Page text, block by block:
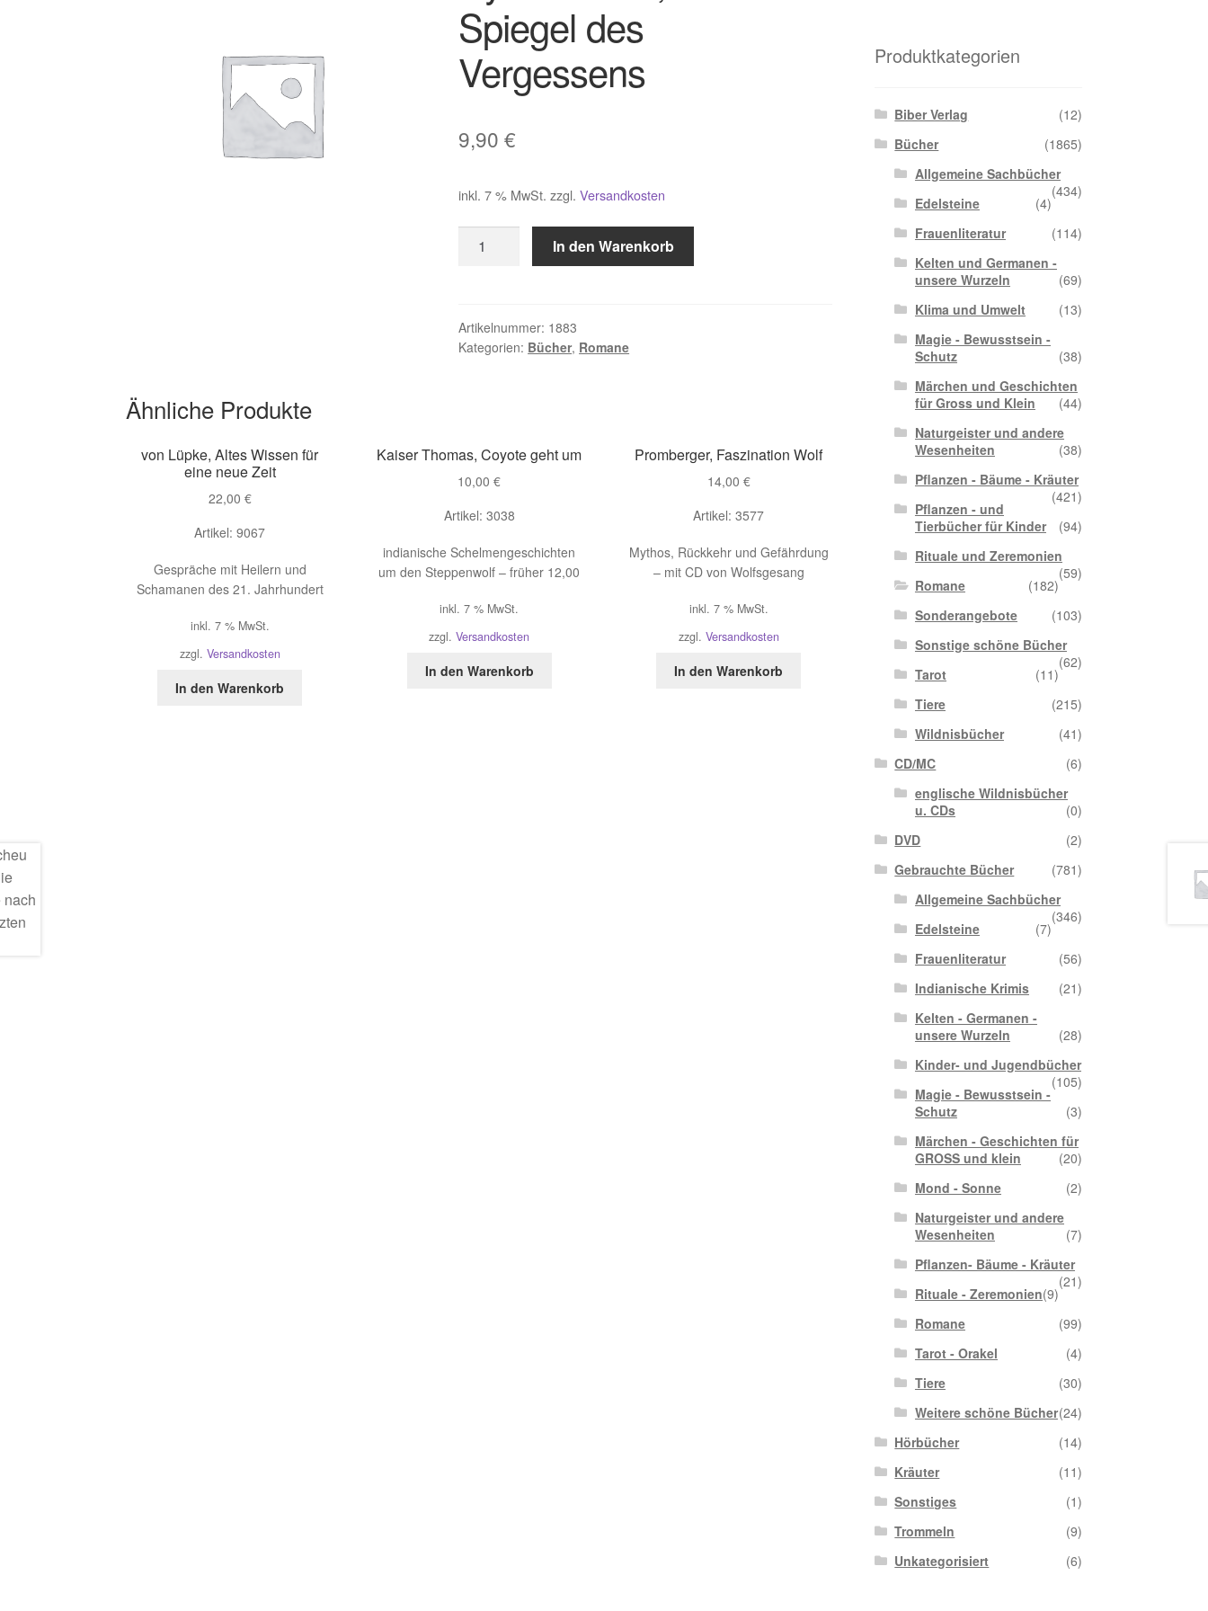
Spiegel des
Vergessens
9,90€
inkl. 7 % MwSt. zzgl.Versandkosten
Juri,
des
Vergessens
In den Warenkorb
Artikelnummer: 1883
Kategorien: Bücher, Romane
Ähnliche Produkte
von Lüpke, Altes Wissen für
eine neue Zeit
22,00 €
Artikel: 9067
Gespräche mit Heilern und
Schamanen des 21. Jahrhundert
inkl. 7 % MwSt.
zzgl. Versandkosten
In den Warenkorb
Kaiser Thomas, Coyote geht um
10,00€
Artikel: 3038
indianische Schelmengeschichten
um den Steppenwolf – früher 12,00
inkl. 7 % MwSt.
zzgl.Versandkosten
In den Warenkorb
Promberger, Faszination Wolf
14,00 €
Artikel: 3577
Mythos, Rückkehr und Gefährdung
– mit CD von Wolfsgesang
inkl. 7 % MwSt.
zzgl. Versandkosten
In den Warenkorb
Produktkategorien
Biber Verlag
(12)
Bücher
(1865)
Allgemeine Sachbücher
(434)
Edelsteine
(4)
Frauenliteratur
(114)
Kelten und Germanen -
unsere Wurzeln
(69)
Klima und Umwelt
(13)
Magie - Bewusstsein -
Schutz
(38)
Märchen und Geschichten
für Gross und Klein
(44)
Naturgeister und andere
Wesenheiten
(38)
Pflanzen - Bäume - Kräuter
(421)
Pflanzen - und
Tierbücher für Kinder
(94)
Rituale und Zeremonien
(59)
Romane
(182)
Sonderangebote
(103)
Sonstige schöne Bücher
(62)
Tarot
(11)
Tiere
(215)
Wildnisbücher
(41)
CD/MC
(6)
englische Wildnisbücher
u. CDs
(0)
DVD
(2)
Gebrauchte Bücher
(781)
Allgemeine Sachbücher
(346)
Edelsteine
(7)
Frauenliteratur
(56)
Indianische Krimis
(21)
Kelten - Germanen -
unsere Wurzeln
(28)
Kinder- und Jugendbücher
(105)
Magie - Bewusstsein -
Schutz
(3)
Märchen - Geschichten für
GROSS und klein
(20)
Mond - Sonne
(2)
Naturgeister und andere
Wesenheiten
(7)
Pflanzen- Bäume - Kräuter
(21)
Rituale - Zeremonien(9)
Romane
(99)
Tarot - Orakel
(4)
Tiere
(30)
Weitere schöne Bücher(24)
Hörbücher
(14)
Kräuter
(11)
Sonstiges
(1)
Trommeln
(9)
Unkategorisiert
(6)